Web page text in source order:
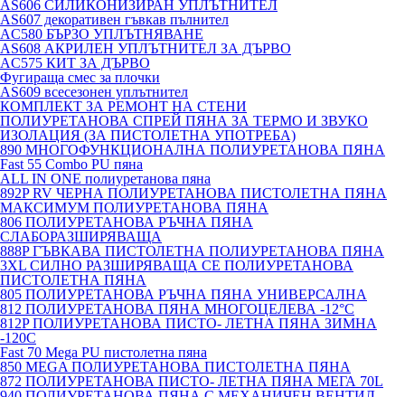
AS606 СИЛИКОНИЗИРАН УПЛЪТНИТЕЛ
AS607 декоративен гъвкав пълнител
AC580 БЪРЗО УПЛЪТНЯВАНЕ
AS608 АКРИЛЕН УПЛЪТНИТЕЛ ЗА ДЪРВО
AC575 КИТ ЗА ДЪРВО
Фугираща смес за плочки
AS609 всесезонен уплътнител
КОМПЛЕКТ ЗА РЕМОНТ НА СТЕНИ
ПОЛИУРЕТАНОВА СПРЕЙ ПЯНА ЗА ТЕРМО И ЗВУКО
ИЗОЛАЦИЯ (ЗА ПИСТОЛЕТНА УПОТРЕБА)
890 МНОГОФУНКЦИОНАЛНА ПОЛИУРЕТАНОВА ПЯНА
Fast 55 Combo PU пяна
ALL IN ONE полиуретанова пяна
892P RV ЧЕРНА ПОЛИУРЕТАНОВА ПИСТОЛЕТНА ПЯНА
МАКСИМУМ ПОЛИУРЕТАНОВА ПЯНА
806 ПОЛИУРЕТАНОВА РЪЧНА ПЯНА
СЛАБОРАЗШИРЯВАЩА
888P ГЪВКАВА ПИСТОЛЕТНА ПОЛИУРЕТАНОВА ПЯНА
3XL СИЛНО РАЗШИРЯВАЩА СЕ ПОЛИУРЕТАНОВА
ПИСТОЛЕТНА ПЯНА
805 ПОЛИУРЕТАНОВА РЪЧНА ПЯНА УНИВЕРСАЛНА
812 ПОЛИУРЕТАНОВА ПЯНА МНОГОЦЕЛЕВА -12°C
812P ПОЛИУРЕТАНОВА ПИСТО- ЛЕТНА ПЯНА ЗИМНА
-120С
Fast 70 Mega PU пистолетна пяна
850 MEGA ПОЛИУРЕТАНОВА ПИСТОЛЕТНА ПЯНА
872 ПОЛИУРЕТАНОВА ПИСТО- ЛЕТНА ПЯНА МЕГА 70L